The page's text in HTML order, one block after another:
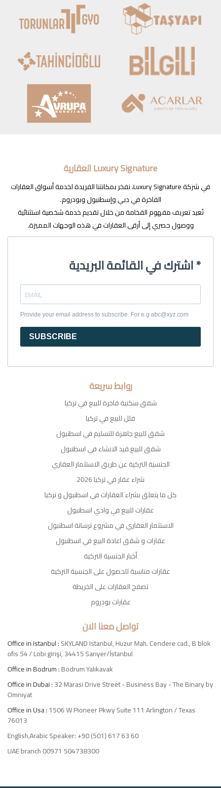
Luxury Signature العقارية
في شركة Luxury Signature، نفخر بمكانتنا الفريدة لخدمة أسواق العقارات
الفاخرة في دبي وإسطنبول وبودروم.
نُعيد تعريف مفهوم الفخامة من خلال تقديم خدمة شخصية استثنائية
ووصول حصري إلى أرقى العقارات في هذه الوجهات المميزة.
اشترك في القائمة البريدية *
Provide your email address to subscribe. For e.g abc@xyz.com
SUBSCRIBE
روابط سريعة
شقق سكنية فاخرة للبيع في تركيا
فلل للبيع في تركيا
شقق للبيع جاهزة للتسليم في اسطنبول
شقق للبيع قيد الانشاء في اسطنبول
الجنسية التركية عن طريق الاستثمار العقاري
شراء عقار في تركيا 2026
كل ما يتعلق بشراء العقارات في اسطنبول و تركيا
عقارات للبيع في وادي اسطنبول
الاستثمار العقاري في مشروع ترسانة اسطنبول
عقارات و شقق اعادة البيع في اسطنبول
أخبار الجنسية التركية
عقارات مناسبة للحصول على الجنسية التركية
تصفح العقارات على الخريطة
عقارات بودروم
تواصل معنا الان
Office in Istanbul :SKYLAND Istanbul, Huzur Mah. Cendere cad., B blok
ofis 54 / Lobi girişi, 34415 Sarıyer/İstanbul
Office in Bodrum :Bodrum Yalıkavak
Office in Dubai :32 Marasi Drive Street - Business Bay - The Binary by
Omniyat
Office in Usa :1506 W Pioneer Pkwy Suite 111 Arlington / Texas
76013
English,Arabic Speaker: +90 (501) 617 63 60
UAE branch 00971 504738300